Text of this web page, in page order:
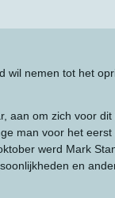
nemen tot het
aan om zich voor dit
man voor het
werd Mark
en